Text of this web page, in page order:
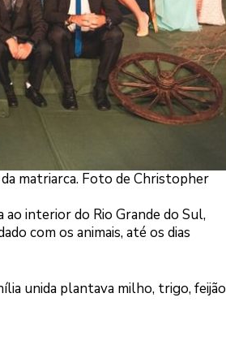
matriarca. Foto de Christopher
interior do Rio Grande do Sul,
com os animais, até os dias
unida plantava milho, trigo, feijão